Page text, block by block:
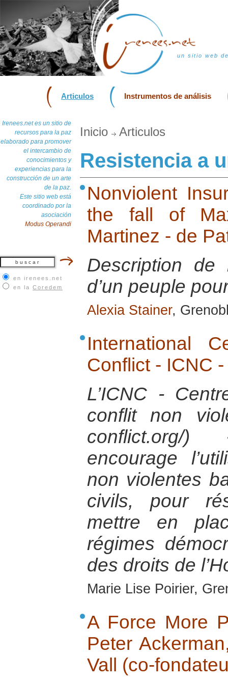
un sitio web
Articulos Instrumentos de análisis
Irenees.net es un sitio de
recursos para la paz
elaborado para promover
el intercambio de
conocimientos y
experiencias para la
construcción de un arte
de la paz.
Este sitio web está
coordinado por la
asociación
Modus Operandi
en irenees.net
en la Coredem
Inicio Articulos
Resistencia a
Nonviolent
the fall of
Martinez - de
Description
d’un peuple
Alexia Stainer,
International
Conflict - ICNC
L’ICNC -
conflit non
encourage
non violentes
civils, pour
mettre en
régimes
des droits de
Marie Lise Poirier,
A Force More
Peter
Vall (co-